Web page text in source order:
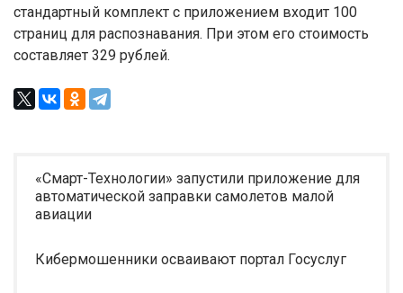
стандартный комплект с приложением входит 100
страниц для распознавания. При этом его стоимость
составляет 329 рублей.
«Смарт-Технологии» запустили приложение для
автоматической заправки самолетов малой
авиации
Кибермошенники осваивают портал Госуслуг